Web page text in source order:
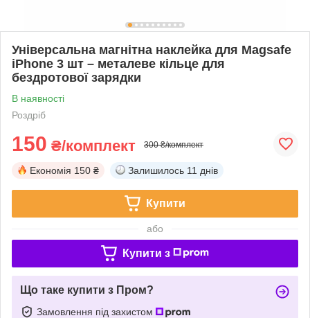
Універсальна магнітна наклейка для Magsafe
iPhone 3 шт – металеве кільце для
бездротової зарядки
В наявності
Роздріб
150 ₴/комплект 300 ₴/комплект
Економія 150 ₴ Залишилось 11 днів
Купити
або
Купити з
Що таке купити з Пром?
Замовлення під захистом